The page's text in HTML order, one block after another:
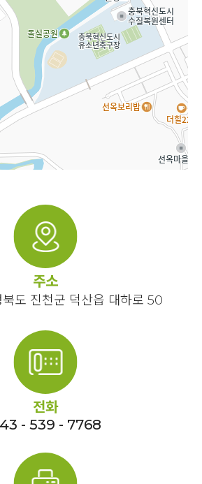
주소
도 진천군 덕산읍 대하로 50
전화
- 539 - 7768